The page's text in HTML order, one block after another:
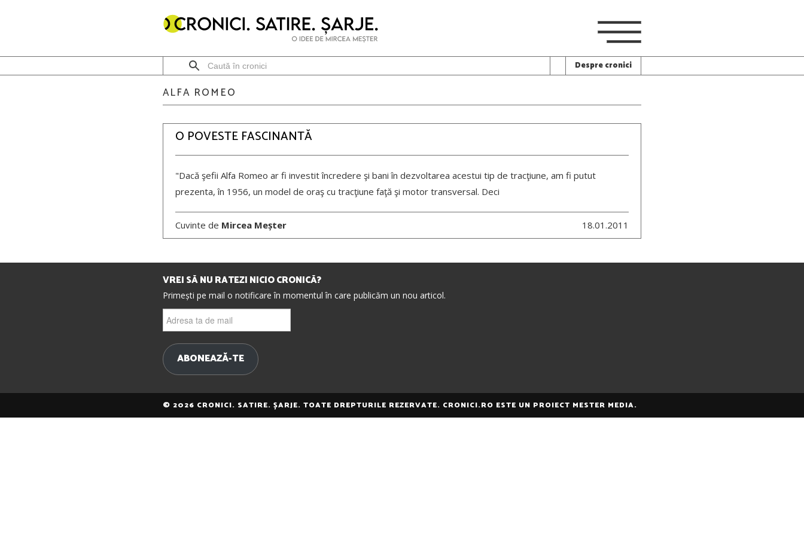
Despre cronici
ALFA ROMEO
O POVESTE FASCINANTĂ
"Dacă şefii Alfa Romeo ar fi investit încredere şi bani în dezvoltarea acestui tip de tracţiune, am fi putut
prezenta, în 1956, un model de oraş cu tracţiune faţă şi motor transversal. Deci
Cuvinte de Mircea Meșter 18.01.2011
VREI SĂ NU RATEZI NICIO CRONICĂ?
Primești pe mail o notificare în momentul în care publicăm un nou articol.
ta
mail
ABONEAZĂ-TE
© 2026 CRONICI. SATIRE. ȘARJE. TOATE DREPTURILE REZERVATE. CRONICI.RO ESTE UN PROIECT MESTER MEDIA.